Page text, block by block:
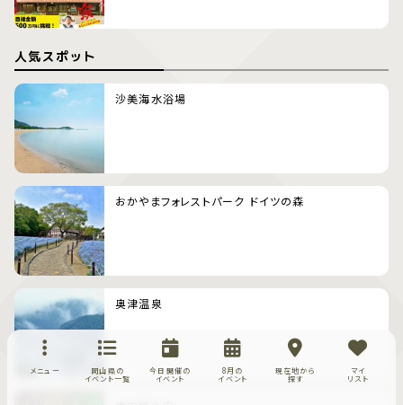
人気スポット
沙美海水浴場
おかやまフォレストパーク ドイツの森
奥津温泉
メニュー
岡山県の
イベント一覧
今日開催の
イベント
8月の
イベント
現在地から
探す
マイ
リスト